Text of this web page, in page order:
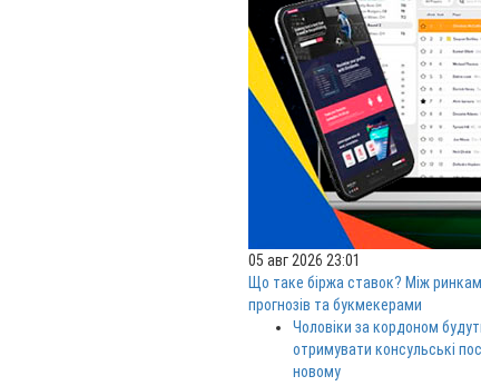
05 авг 2026 23:01
Що таке біржа ставок? Між
прогнозів та букмекерами
Чоловіки за кордоном
отримувати консульські
новому